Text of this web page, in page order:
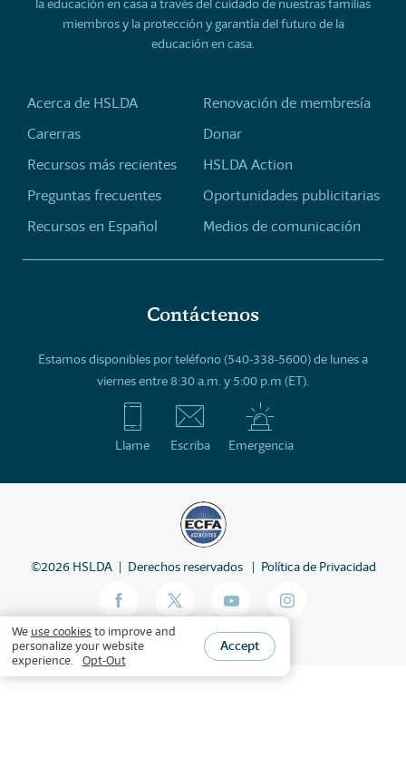
la educación en casa a través del cuidado de nuestras familias
miembros y la protección y garantía del futuro de la
educación en casa.
Acerca de HSLDA
Carerras
Recursos más recientes
Preguntas frecuentes
Recursos en Español
Renovación de membresía
Donar
HSLDA Action
Oportunidades publicitarias
Medios de comunicación
Contáctenos
Estamos disponibles por teléfono (540-338-5600) de lunes a
viernes entre 8:30 a.m. y 5:00 p.m (ET).
Llame Escriba Emergencia
©2026 HSLDA Derechos reservados Política de Privacidad
We use cookiesto improve and
personalize your website
experience.
Opt-Out
Accept